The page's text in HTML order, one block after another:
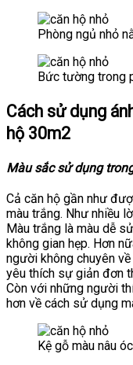
Phòng ngủ nhỏ
Bức tường trong
Cách sử dụng
hộ 30m2
Màu sắc sử dụng
Cả căn hộ gần như
màu trắng. Như nhiều
Màu trắng là màu dễ
không gian hẹp. Hơn
người không chuyên
yêu thích sự giản đơn
Còn với những người
hơn về cách sử dụng
Kệ gỗ màu nâu